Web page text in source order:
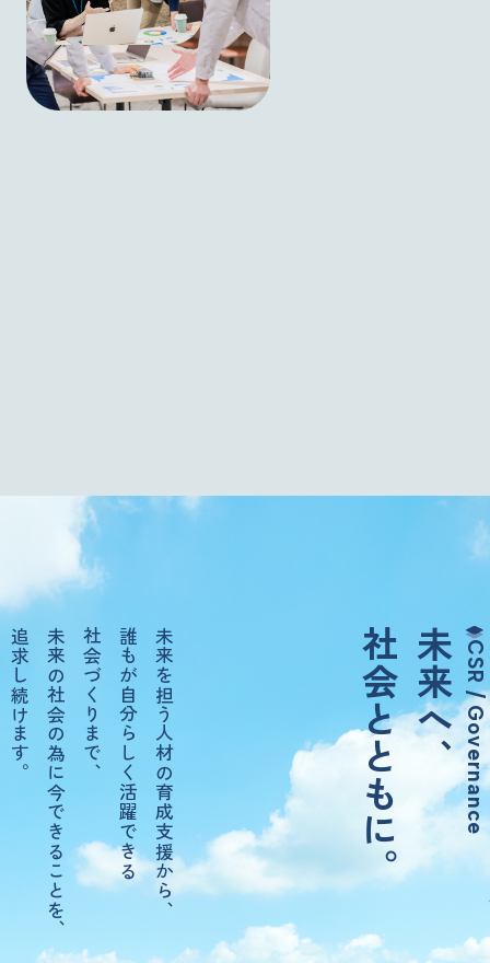
CSR / Governance
未来へ、
社会とともに。
未来を担う人材の育成支援から、
誰もが自分らしく活躍できる
社会づくりまで、
未来の社会の為に今できることを、
追求し続けます。